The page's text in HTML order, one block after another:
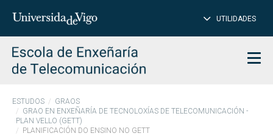
Introduce
para
buscar
UTILIDADES
ESTUDOS
GRAOS
GRAO EN ENXEÑARÍA DE TECNOLOXÍAS DE TELECOMUNICACIÓN -
PLAN VELLO (GETT)
PLANIFICACIÓN DO ENSINO NO GETT